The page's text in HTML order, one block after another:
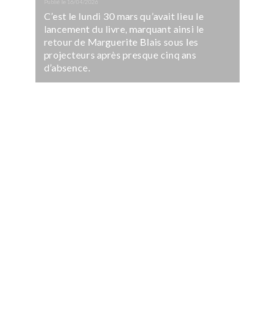
C’est le lundi 30 mars qu’avait lieu le
lancement du livre, marquant ainsi le
retour de Marguerite Blais sous les
projecteurs après presque cinq ans
d’absence.